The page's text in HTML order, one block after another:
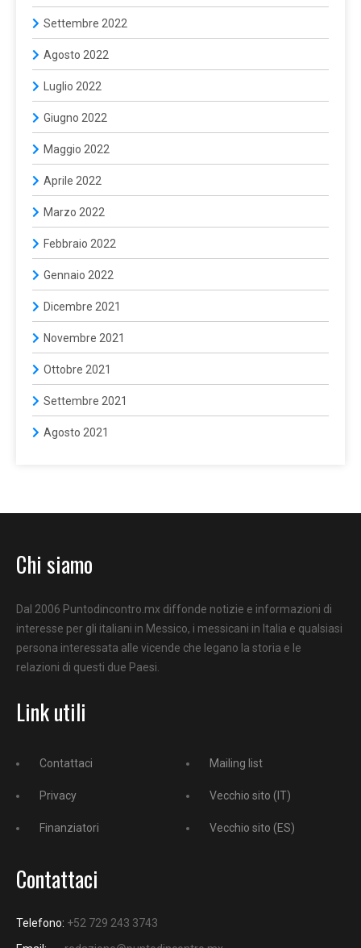
Settembre 2022
Agosto 2022
Luglio 2022
Giugno 2022
Maggio 2022
Aprile 2022
Marzo 2022
Febbraio 2022
Gennaio 2022
Dicembre 2021
Novembre 2021
Ottobre 2021
Settembre 2021
Agosto 2021
Chi siamo
Dal 2006 Puntodincontro.mx diffonde notizie e informazioni di
interesse per gli italiani in Messico, i messicani in Italia e qualsiasi
persona interessata alle vicende che legano la storia e le
relazioni di questi due Paesi.
Link utili
Contattaci
Privacy
Finanziatori
Mailing list
Vecchio sito (IT)
Vecchio sito (ES)
Contattaci
Telefono: +52 729 243 3743